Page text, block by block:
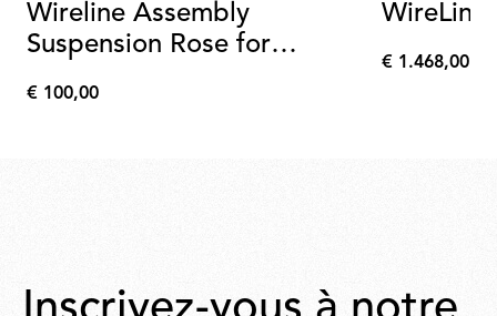
Wireline Assembly
Suspension Rose for
€
€ 100,00
WireLine
€
€ 1.468,00